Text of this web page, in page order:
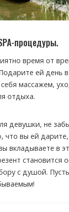
процедуры.
время от
ей день в
массажем,
отдыха.
девушки, не
что вы ей
вкладываете в
становится
с душой.